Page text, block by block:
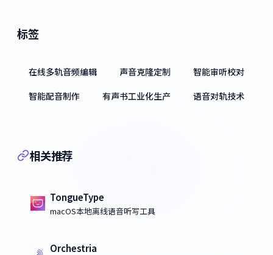
标签
在线多轨音频编辑 声音克隆定制
智能审听校对
智能配音制作
有声书工业化生产 语音对轨技术
相关推荐
TongueType
macOS本地离线语音听写工具
Orchestria